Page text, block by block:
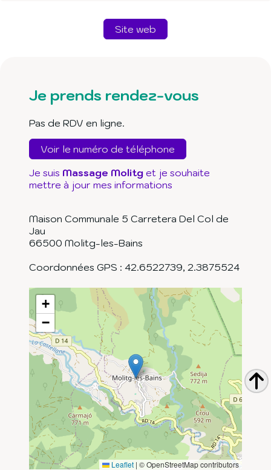
Site web
Je prends rendez-vous
Pas de RDV en ligne.
Voir le numéro de téléphone
Je suis Massage Molitg et je souhaite
mettre à jour mes informations
Maison Communale 5 Carretera Del Col de
Jau
66500 Molitg-les-Bains
Coordonnées GPS : 42.6522739, 2.3875524
+
−
Leaflet | © OpenStreetMap contributors